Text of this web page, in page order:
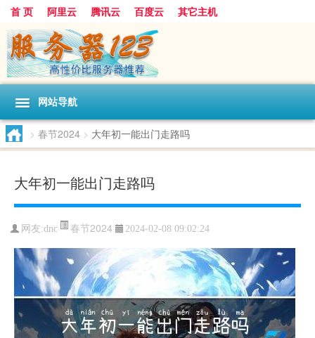
首 页 阿里云 腾讯云 百度云 其它主机
网站导航
> 春节2024 > 大年初一能出门走路吗
大年初一能出门走路吗
网友:dnc 春节2024 2024-02-08 09:02:24